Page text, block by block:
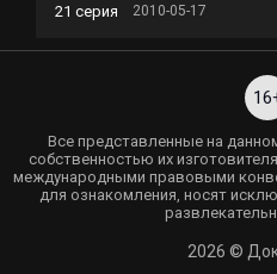
21 серия 2010-05-17
Все представленные на
собственностью их
международными правовыми
для ознакомления, носят
2026 ©